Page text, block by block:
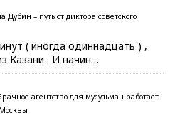
Дубин – путь от диктора советского
( иногда одиннадцать ) ,
Казани . И начин…
агентство для мусульман работает